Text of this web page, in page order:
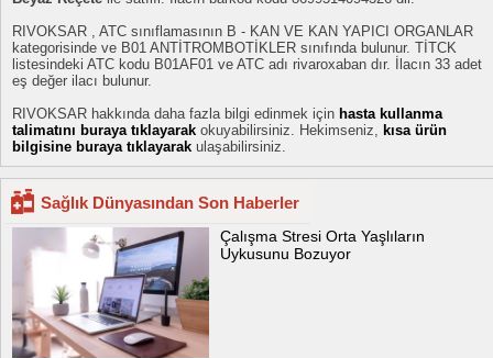
RIVOKSAR , ATC sınıflamasının B - KAN VE KAN YAPICI ORGANLAR
kategorisinde ve B01 ANTİTROMBOTİKLER sınıfında bulunur. TİTCK
listesindeki ATC kodu B01AF01 ve ATC adı rivaroxaban dır. İlacın 33 adet
eş değer ilacı bulunur.
RIVOKSAR hakkında daha fazla bilgi edinmek için hasta kullanma
talimatını buraya tıklayarak okuyabilirsiniz. Hekimseniz,
kısa ürün
bilgisine buraya tıklayarak ulaşabilirsiniz.
Sağlık Dünyasından Son Haberler
Çalışma Stresi Orta Yaşlıların
Uykusunu Bozuyor